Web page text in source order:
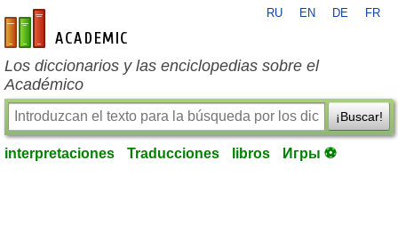
es-academic.com
RU EN DE FR
Los diccionarios y las enciclopedias sobre el
Académico
¡Buscar!
interpretaciones Traducciones libros Игры ⚽